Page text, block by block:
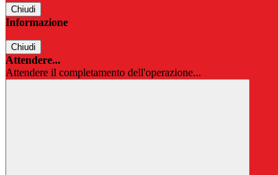
Chiudi
Informazione
Chiudi
Attendere...
Attendere il completamento dell'operazione...